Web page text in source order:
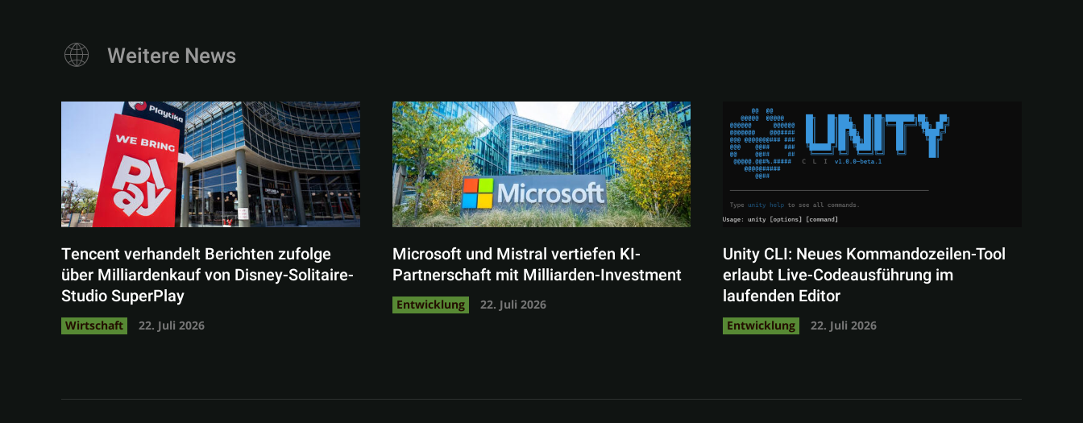
Weitere News
Tencent verhandelt Berichten zufolge
über Milliardenkauf von Disney-Solitaire-
Studio SuperPlay
Wirtschaft 22. Juli 2026
Microsoft und Mistral vertiefen KI-
Partnerschaft mit Milliarden-Investment
Entwicklung 22. Juli 2026
Unity CLI: Neues Kommandozeilen-Tool
erlaubt Live-Codeausführung im
laufenden Editor
Entwicklung 22. Juli 2026